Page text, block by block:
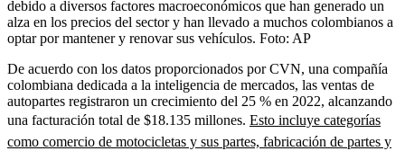
debido a diversos factores macroeconómicos que han generado un
alza en los precios del sector y han llevado a muchos colombianos a
optar por mantener y renovar sus vehículos. Foto: AP
De acuerdo con los datos proporcionados por CVN, una compañía
colombiana dedicada a la inteligencia de mercados, las ventas de
autopartes registraron un crecimiento del 25 % en 2022, alcanzando
una facturación total de $18.135 millones. Esto incluye categorías
como comercio de motocicletas y sus partes, fabricación de partes y